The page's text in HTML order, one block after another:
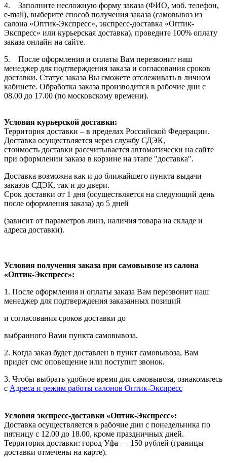
4. Заполните несложную форму заказа (ФИО, моб. телефон,
e-mail), выберите способ получения заказа (самовывоз из
салона «Оптик-Экспресс», экспресс-доставка «Оптик-
Экспресс» или курьерская доставка), проведите 100% оплату
заказа онлайн на сайте.
5. После оформления и оплаты Вам перезвонит наш
менеджер для подтверждения заказа и согласования сроков
доставки. Статус заказа Вы сможете отслеживать в личном
кабинете. Обработка заказа производится в рабочие дни с
08.00 до 17.00 (по московскому времени).
Условия курьерской доставки:
Территория доставки – в пределах Российской Федерации.
Доставка осуществляется через службу СДЭК,
стоимость доставки рассчитывается автоматически на сайте
при оформлении заказа в корзине на этапе "доставка".
Доставка возможна как и до ближайшего пункта выдачи
заказов СДЭК, так и до двери.
Срок доставки от 1 дня (осуществляется на следующий день
после оформления заказа) до 5 дней
(зависит от параметров линз, наличия товара на складе и
адреса доставки).
Условия получения заказа при самовывозе из салона
«Оптик-Экспресс»:
1. После оформления и оплаты заказа Вам перезвонит наш
менеджер для подтверждения заказанных позиций
и согласования сроков доставки до
выбранного Вами пункта самовывоза.
2. Когда заказ будет доставлен в пункт самовывоза, Вам
придет смс оповещение или поступит звонок.
3. Чтобы выбрать удобное время для самовывоза, ознакомьтесь
с Адреса и режим работы салонов Оптик-Экспресс
Условия экспресс-доставки «Оптик-Экспресс»:
Доставка осуществляется в рабочие дни с понедельника по
пятницу с 12.00 до 18.00, кроме праздничных дней.
Территория доставки: город Уфа — 150 рублей (границы
доставки отмечены на карте).